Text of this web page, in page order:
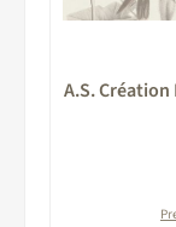
A.S.